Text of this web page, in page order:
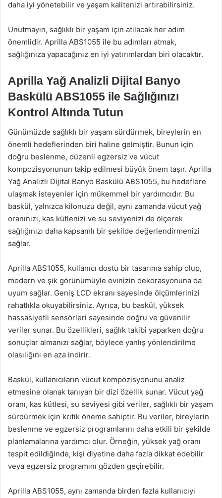
daha iyi yönetebilir ve yaşam kalitenizi artırabilirsiniz.
Unutmayın, sağlıklı bir yaşam için atılacak her adım
önemlidir. Aprilla ABS1055 ile bu adımları atmak,
sağlığınıza yapacağınız en iyi yatırımlardan biri olacaktır.
Aprilla Yağ Analizli Dijital Banyo
Baskülü ABS1055 ile Sağlığınızı
Kontrol Altında Tutun
Günümüzde sağlıklı bir yaşam sürdürmek, bireylerin en
önemli hedeflerinden biri haline gelmiştir. Bunun için
doğru beslenme, düzenli egzersiz ve vücut
kompozisyonunun takip edilmesi büyük önem taşır. Aprilla
Yağ Analizli Dijital Banyo Baskülü ABS1055, bu hedeflere
ulaşmak isteyenler için mükemmel bir yardımcıdır. Bu
baskül, yalnızca kilonuzu değil, aynı zamanda vücut yağ
oranınızı, kas kütlenizi ve su seviyenizi de ölçerek
sağlığınızı daha kapsamlı bir şekilde değerlendirmenizi
sağlar.
Aprilla ABS1055, kullanıcı dostu bir tasarıma sahip olup,
modern ve şık görünümüyle evinizin dekorasyonuna da
uyum sağlar. Geniş LCD ekranı sayesinde ölçümlerinizi
rahatlıkla okuyabilirsiniz. Ayrıca, bu baskül, yüksek
hassasiyetli sensörleri sayesinde doğru ve güvenilir
veriler sunar. Bu özellikleri, sağlık takibi yaparken doğru
sonuçlar almanızı sağlar, böylece yanlış yönlendirilme
olasılığını en aza indirir.
Baskül, kullanıcıların vücut kompozisyonunu analiz
etmesine olanak tanıyan bir dizi özellik sunar. Vücut yağ
oranı, kas kütlesi, su seviyesi gibi veriler, sağlıklı bir yaşam
sürdürmek için kritik öneme sahiptir. Bu veriler, bireylerin
beslenme ve egzersiz programlarını daha etkili bir şekilde
planlamalarına yardımcı olur. Örneğin, yüksek yağ oranı
tespit edildiğinde, kişi diyetine daha fazla dikkat edebilir
veya egzersiz programını gözden geçirebilir.
Aprilla ABS1055, aynı zamanda birden fazla kullanıcıyı